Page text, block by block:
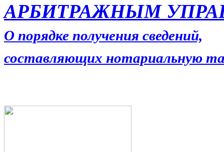
АРБИТРАЖНЫМ
О порядке получения сведений,
составляющих нотариальную